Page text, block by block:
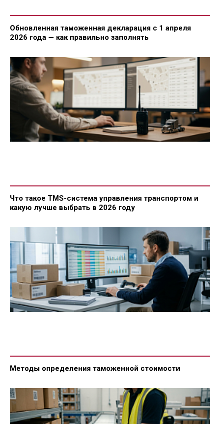
Обновленная таможенная декларация с 1 апреля
2026 года — как правильно заполнять
Что такое TMS-система управления транспортом и
какую лучше выбрать в 2026 году
Методы определения таможенной стоимости